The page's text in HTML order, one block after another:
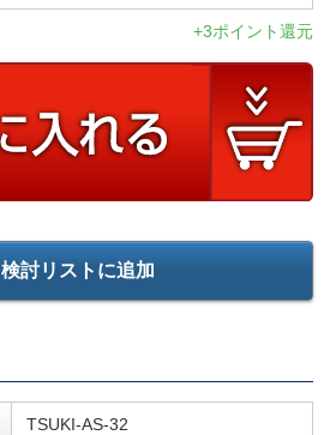
+3ポイント還元
検討リストに追加
TSUKI-AS-32